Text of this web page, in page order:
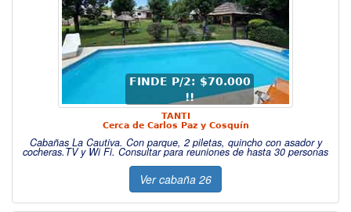
FINDE P/2: $70.000
!!
TANTI
Cerca de Carlos Paz y Cosquín
Cabañas La Cautiva. Con parque, 2 piletas, quincho con asador y
cocheras.TV y Wi Fi. Consultar para reuniones de hasta 30 personas
Ver cabaña 26